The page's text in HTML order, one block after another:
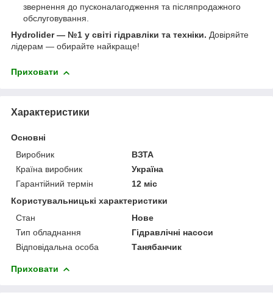
звернення до пусконалагодження та післяпродажного
обслуговування.
Hydrolider — №1 у світі гідравліки та техніки. Довіряйте
лідерам — обирайте найкраще!
Приховати
Характеристики
Основні
Виробник
ВЗТА
Країна виробник
Україна
Гарантійний термін
12 міс
Користувальницькі характеристики
Стан
Нове
Тип обладнання
Гідравлічні насоси
Відповідальна особа
Танябанчик
Приховати